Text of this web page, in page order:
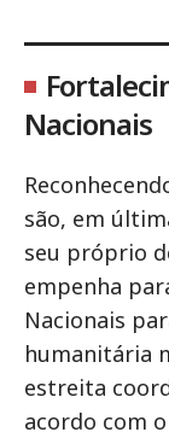
Nacionais
são, em
seu próprio
empenha
Nacionais
humanitária
estreita
acordo com